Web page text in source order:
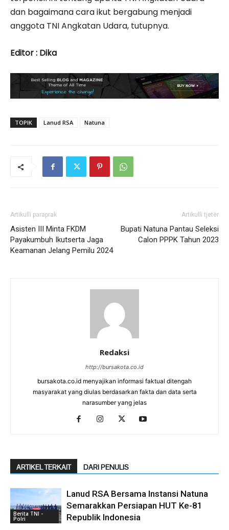
dan bagaimana cara ikut bergabung menjadi
anggota TNI Angkatan Udara, tutupnya.
Editor : Dika
TOPIK Lanud RSA Natuna
Artikulli paraprak
Asisten III Minta FKDM
Payakumbuh Ikutserta Jaga
Keamanan Jelang Pemilu 2024
Artikulli tjetër
Bupati Natuna Pantau Seleksi
Calon PPPK Tahun 2023
Redaksi
http://bursakota.co.id
bursakota.co.id menyajikan informasi faktual ditengah
masyarakat yang diulas berdasarkan fakta dan data serta
narasumber yang jelas
ARTIKEL TERKAIT DARI PENULIS
Berita TNI -
Polri
Lanud RSA Bersama Instansi Natuna
Semarakkan Persiapan HUT Ke-81
Republik Indonesia